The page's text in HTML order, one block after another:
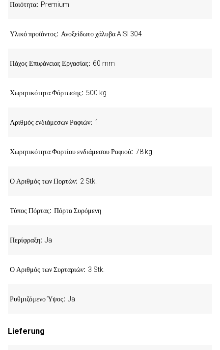
Ποιότητα Premium
Υλικό προϊόντος Ανοξείδωτο χάλυβα AISI 304
Πάχος Επιφάνειας Εργασίας 60 mm
Χωρητικότητα Φόρτωσης 500 kg
Αριθμός ενδιάμεσων Ραφιών 1
Χωρητικότητα Φορτίου ενδιάμεσου Ραφιού 78 kg
Ο Αριθμός των Πορτών 2 Stk.
Τύπος Πόρτας Πόρτα Συρόμενη
Περίφραξη Ja
Ο Αριθμός των Συρταριών 3 Stk.
Ρυθμιζόμενο Ύψος Ja
Lieferung